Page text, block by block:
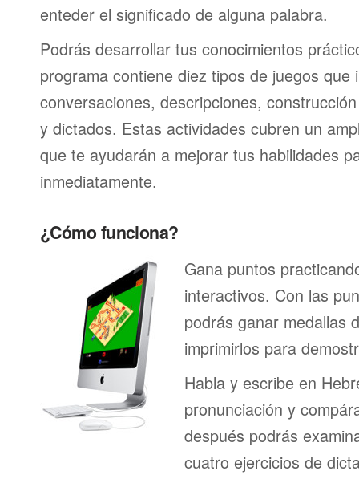
enteder el significado de alguna palabra.
Podrás desarrollar tus conocimientos
programa contiene diez tipos de juegos que
conversaciones, descripciones,
y dictados. Estas actividades cubren un
que te ayudarán a mejorar tus habilidades
inmediatamente.
¿Cómo funciona?
Gana puntos
interactivos. Con las
podrás ganar medallas
imprimirlos para
Habla y escribe en
pronunciación y
después podrás
cuatro ejercicios de